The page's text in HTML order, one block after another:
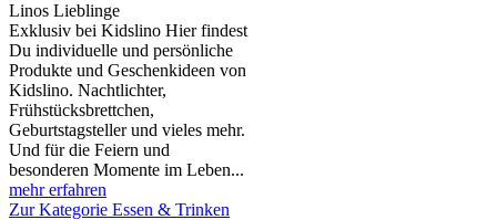
Linos Lieblinge
Exklusiv bei Kidslino Hier findest
Du individuelle und persönliche
Produkte und Geschenkideen von
Kidslino. Nachtlichter,
Frühstücksbrettchen,
Geburtstagsteller und vieles mehr.
Und für die Feiern und
besonderen Momente im Leben...
mehr erfahren
Zur Kategorie Essen & Trinken